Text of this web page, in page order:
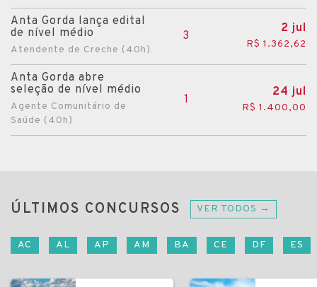
Anta Gorda lança edital
de nível médio
Atendente de Creche (40h)
3
2 jul
R$ 1.362,62
Anta Gorda abre
seleção de nível médio
Agente Comunitário de
Saúde (40h)
1
24 jul
R$ 1.400,00
ÚLTIMOS CONCURSOS VER TODOS →
AC AL AP AM BA CE DF ES